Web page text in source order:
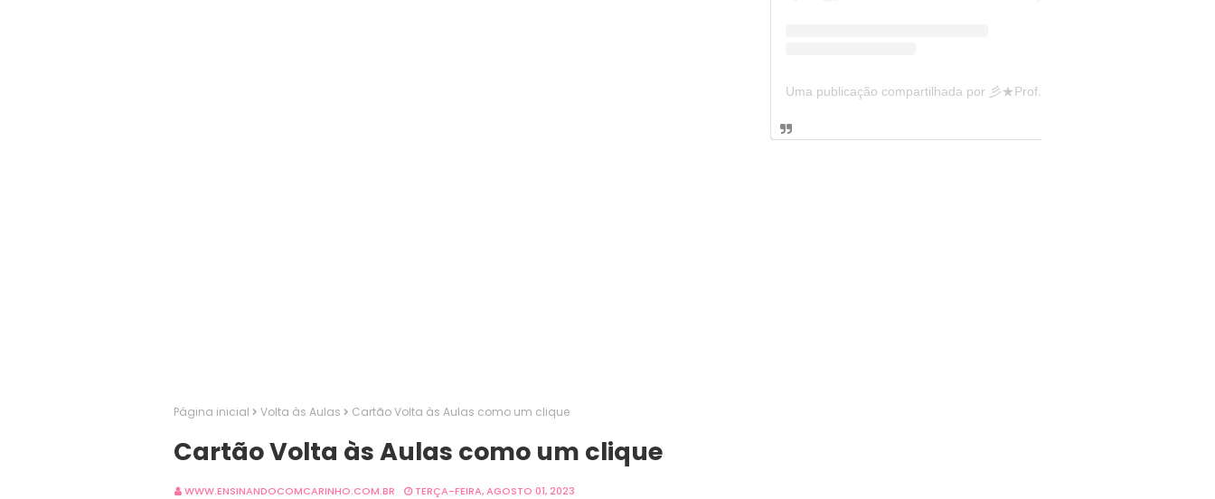
Página inicial Volta às Aulas Cartão Volta às Aulas como um clique
Cartão Volta às Aulas como um clique
WWW.ENSINANDOCOMCARINHO.COM.BR TERÇA-FEIRA, AGOSTO 01, 2023
Uma publicação compartilhada por 彡★Professora: Valéria·.¸¸.· (@ensinandocomcarinho)